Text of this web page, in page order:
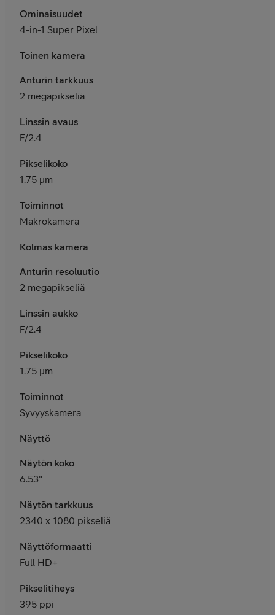
Ominaisuudet
4-in-1 Super Pixel
Toinen kamera
Anturin tarkkuus
2 megapikseliä
Linssin avaus
F/2.4
Pikselikoko
1.75 μm
Toiminnot
Makrokamera
Kolmas kamera
Anturin resoluutio
2 megapikseliä
Linssin aukko
F/2.4
Pikselikoko
1.75 μm
Toiminnot
Syvyyskamera
Näyttö
Näytön koko
6.53"
Näytön tarkkuus
2340 x 1080 pikseliä
Näyttöformaatti
Full HD+
Pikselitiheys
395 ppi